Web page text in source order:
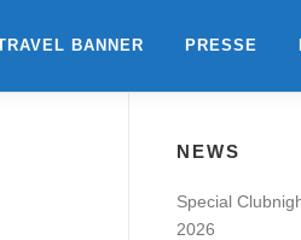
BANNER PRESSE
NEWS
Special
2026